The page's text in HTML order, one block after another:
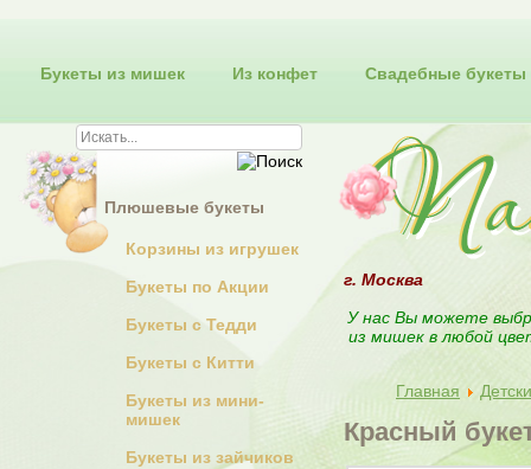
Букеты из мишек Из конфет Свадебные букеты
Плюшевые букеты
Корзины из игрушек
Букеты по Акции
Букеты с Тедди
Букеты с Китти
Букеты из мини-
мишек
Букеты из зайчиков
г. Москва
У нас Вы можете
из мишек в любой
Главная
Красный